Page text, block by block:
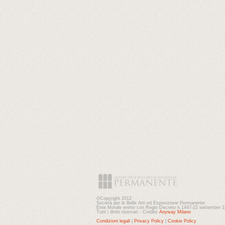
©Copyright 2012
Società per le Belle Arti ed Esposizione Permanente
Ente Morale eretto con Regio Decreto n.1447-22 settembre
Tutti i diritti riservati - Credits Anyway Milano
Condizioni legali
Privacy Policy Cookie Policy